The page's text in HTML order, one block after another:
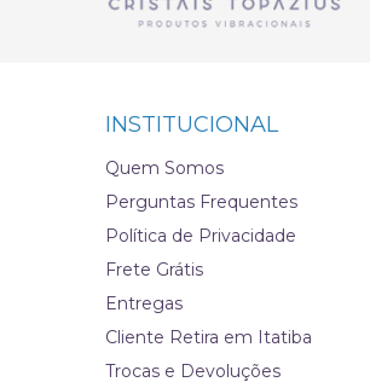
INSTITUCIONAL
Quem Somos
Perguntas Frequentes
Política de Privacidade
Frete Grátis
Entregas
Cliente Retira em Itatiba
Trocas e Devoluções